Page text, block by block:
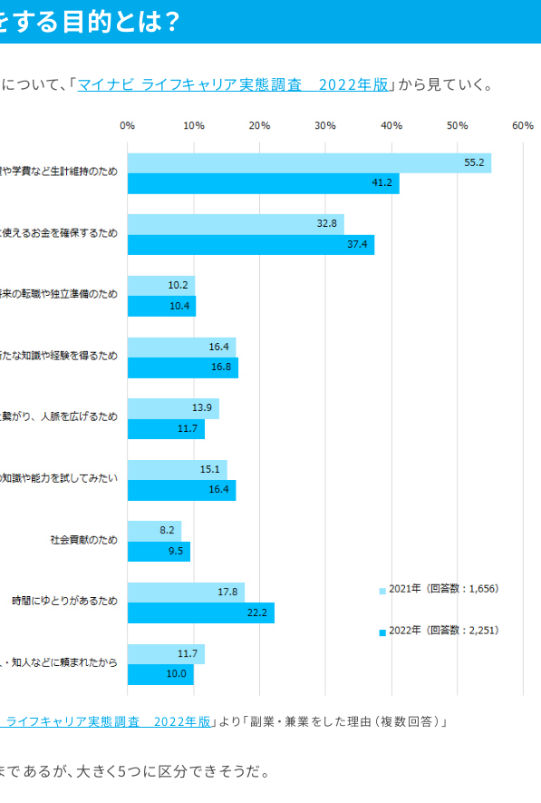
する目的とは？
ついて、「マイナビ ライフキャリア実態調査 2022年版 」から見ていく。
ライフキャリア実態調査 2022年版 」より「副業・兼業をした理由（複数回答）」
あるが、大きく5つに区分できそうだ。